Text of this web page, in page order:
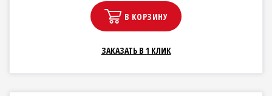
В КОРЗИНУ
ЗАКАЗАТЬ В 1 КЛИК